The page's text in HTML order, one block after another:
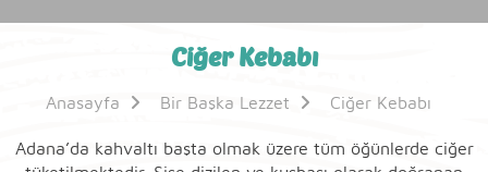
Ciğer Kebabı
Anasayfa Bir Başka Lezzet Ciğer Kebabı
Adana’da kahvaltı başta olmak üzere tüm öğünlerde ciğer